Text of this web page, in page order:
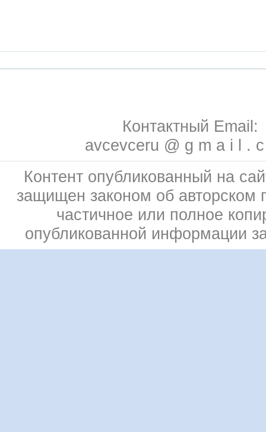
Контактный Email:
avcevceru @ g m a i l .
Контент опубликованный на
защищен законом об авторском
частичное или полное
опубликованной информации